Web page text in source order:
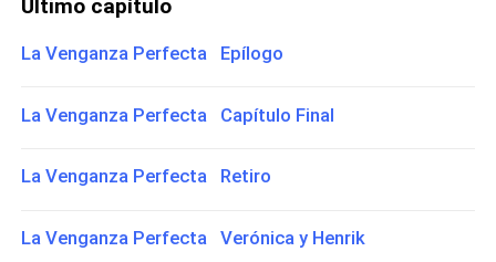
Último capítulo
La Venganza Perfecta Epílogo
La Venganza Perfecta Capítulo Final
La Venganza Perfecta Retiro
La Venganza Perfecta Verónica y Henrik